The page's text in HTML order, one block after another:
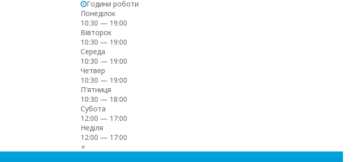
Години роботи
Понеділок
10:30 — 19:00
Вівторок
10:30 — 19:00
Середа
10:30 — 19:00
Четвер
10:30 — 19:00
П'ятниця
10:30 — 18:00
Субота
12:00 — 17:00
Неділя
12:00 — 17:00
×